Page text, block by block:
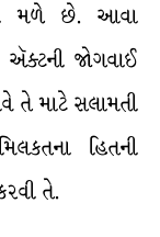
મળે છે. આવા
ઍક્ટની જોગવાઈ
તે માટે સલામતી
હિતની
તે.